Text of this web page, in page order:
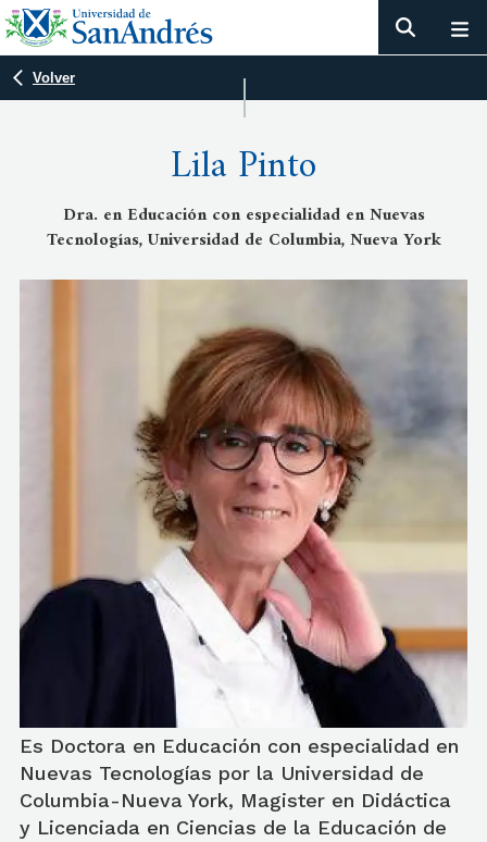
Volver
Lila Pinto
Dra. en Educación con especialidad en Nuevas
Tecnologías, Universidad de Columbia, Nueva York
Es Doctora en Educación con especialidad en
Nuevas Tecnologías por la Universidad de
Columbia-Nueva York, Magister en Didáctica
y Licenciada en Ciencias de la Educación de